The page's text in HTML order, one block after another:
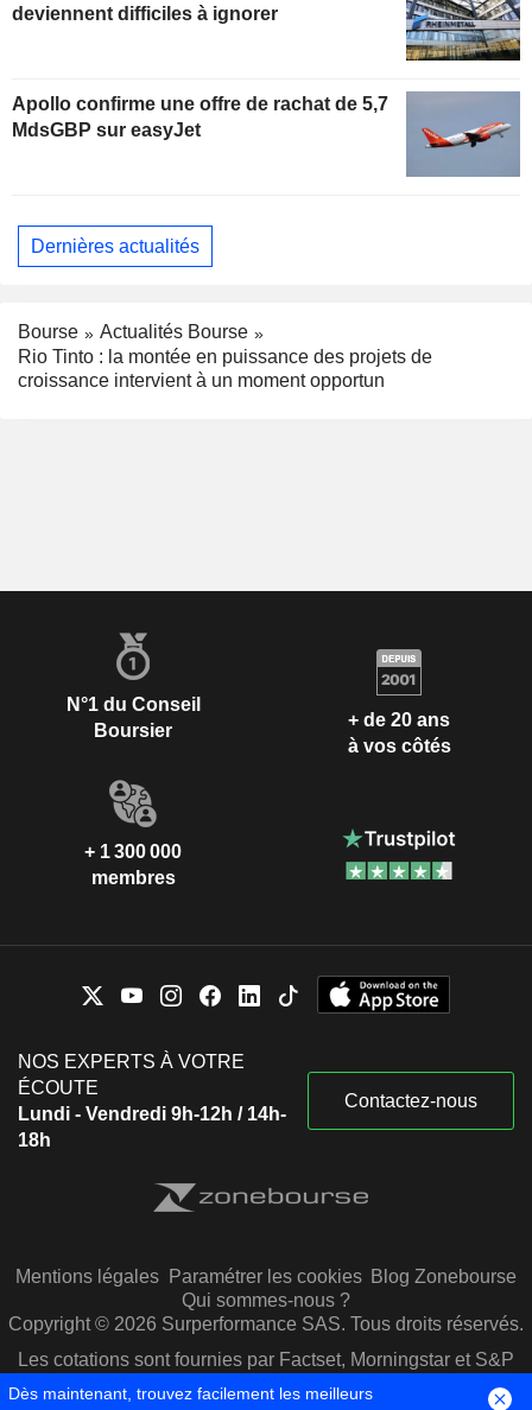
deviennent difficiles à ignorer
Apollo confirme une offre de rachat de 5,7
MdsGBP sur easyJet
Dernières actualités
Bourse
Actualités Bourse
Rio Tinto : la montée en puissance des projets de
croissance intervient à un moment opportun
N°1 du Conseil
Boursier
+ de 20 ans
à vos côtés
+ 1 300 000
membres
NOS EXPERTS À VOTRE
ÉCOUTE
Lundi - Vendredi 9h-12h / 14h-
18h
Contactez-nous
Mentions légales Paramétrer les cookies Blog Zonebourse
Qui sommes-nous ?
Copyright © 2026 Surperformance SAS. Tous droits réservés.
Les cotations sont fournies par Factset, Morningstar et S&P
Capital IQ
Dès maintenant, trouvez facilement les meilleurs